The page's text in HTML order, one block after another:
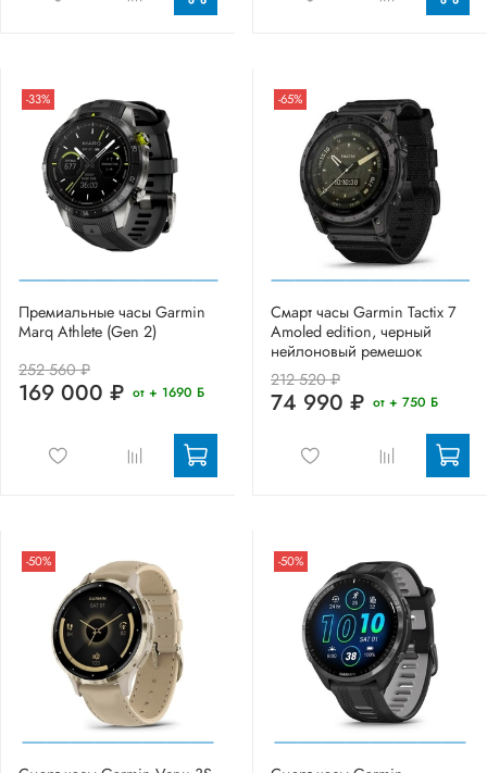
-33%
Премиальные часы Garmin
Marq Athlete (Gen 2)
252 560 ₽
169 000 ₽ от + 1690 Б
-65%
Смарт часы Garmin Tactix 7
Amoled edition, черный
нейлоновый ремешок
212 520 ₽
74 990 ₽ от + 750 Б
-50% -50%